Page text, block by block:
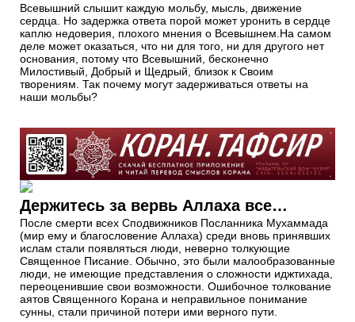
Всевышний слышит каждую мольбу, мысль, движение
сердца. Но задержка ответа порой может уронить в сердце
каплю недоверия, плохого мнения о Всевышнем.На самом
деле может оказаться, что ни для того, ни для другого нет
основания, потому что Всевышний, бесконечно
Милостивый, Добрый и Щедрый, близок к Своим
творениям. Так почему могут задерживаться ответы на
наши мольбы?
Держитесь за вервь Аллаха все…
После смерти всех Сподвижников Посланника Мухаммада
(мир ему и благословение Аллаха) среди вновь принявших
ислам стали появляться люди, неверно толкующие
Священное Писание. Обычно, это были малообразованные
люди, не имеющие представления о сложности иджтихада,
переоценившие свои возможности. Ошибочное толкование
аятов Священного Корана и неправильное понимание
сунны, стали причиной потери ими верного пути.